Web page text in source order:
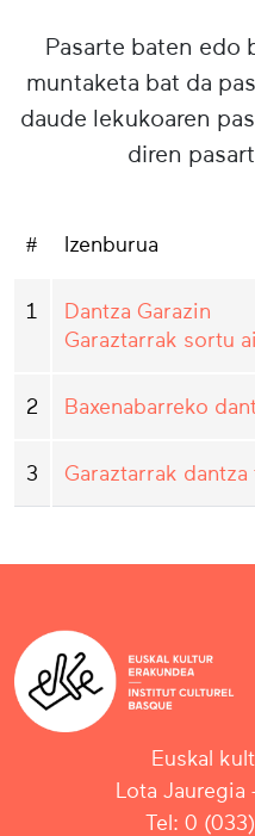
Pasarte baten edo
muntaketa bat da
daude lekukoaren
diren
# Izenburua
1
Dantza Garazin
Garaztarrak sortu
2 Baxenabarreko
3 Garaztarrak dantza
Euskal
Lota Jauregia
Tel: 0